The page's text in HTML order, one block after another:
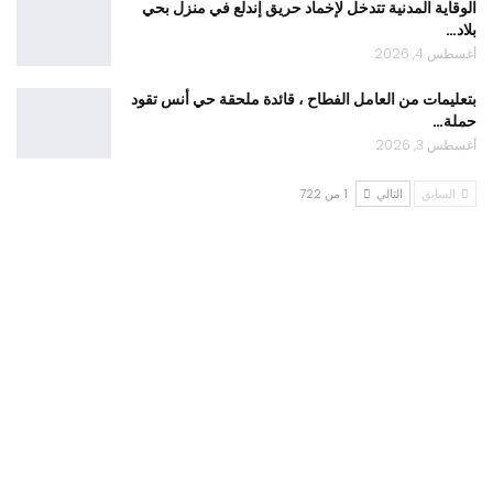
الوقاية المدنية تتدخل لإخماد حريق إندلع في منزل بحي
بلاد…
أغسطس 4, 2026
بتعليمات من العامل الفطاح ، قائدة ملحقة حي أنس تقود
حملة…
أغسطس 3, 2026
السابق التالي 1 من 722